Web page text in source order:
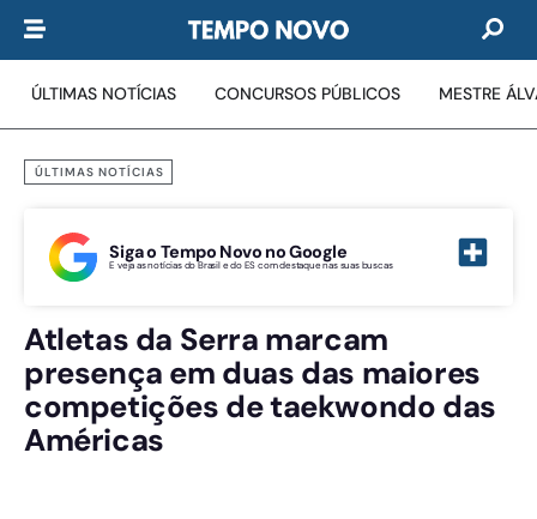
ÚLTIMAS NOTÍCIAS CONCURSOS PÚBLICOS MESTRE
ÚLTIMAS NOTÍCIAS
Siga o Tempo Novo no Google
E veja as notícias do Brasil e do ES com destaque nas suas buscas
Atletas da Serra marcam
presença em duas das maiores
competições de taekwondo das
Américas